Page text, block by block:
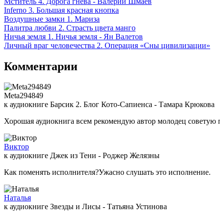
Inferno 3. Большая красная кнопка
Воздушные замки 1. Мариза
Палитра любви 2. Страсть цвета манго
Ничья земля 1. Ничья земля - Ян Валетов
Личный враг человечества 2. Операция «Сны цивилизации»
Комментарии
Meta294849
к аудиокниге Барсик 2. Блог Кото-Сапиенса - Тамара Крюкова
Хорошая аудиокнига всем рекомендую автор молодец советую
Виктор
к аудиокниге Джек из Тени - Роджер Желязны
Как поменять исполнителя?Ужасно слушать это исполнение.
Наталья
к аудиокниге Звезды и Лисы - Татьяна Устинова